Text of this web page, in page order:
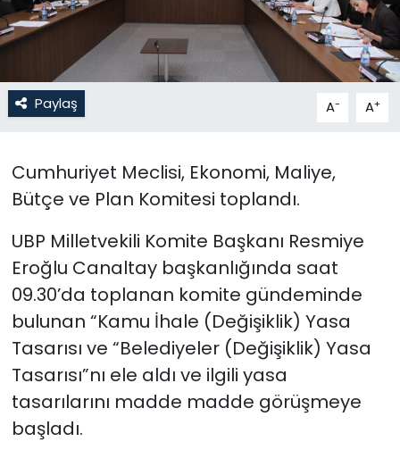
Paylaş A- A+
Cumhuriyet Meclisi, Ekonomi, Maliye,
Bütçe ve Plan Komitesi toplandı.
UBP Milletvekili Komite Başkanı Resmiye
Eroğlu Canaltay başkanlığında saat
09.30’da toplanan komite gündeminde
bulunan “Kamu İhale (Değişiklik) Yasa
Tasarısı ve “Belediyeler (Değişiklik) Yasa
Tasarısı”nı ele aldı ve ilgili yasa
tasarılarını madde madde görüşmeye
başladı.
Moda
Nöbetçi Eczaneler
Otomobil Dünyası
Politika
SAĞLIK
Spor
Teknoloji
TÜRKiYE
Video Galeri
YAŞAM